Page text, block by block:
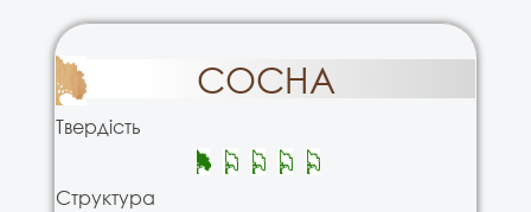
СОСНА
Твердість
Структура